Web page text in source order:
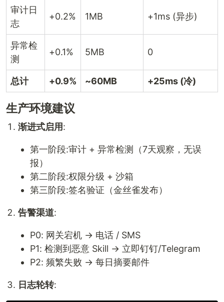
审计日
志
+0.2% 1MB +1ms (异步)
异常检
测
+0.1% 5MB 0
总计 +0.9% ~60MB +25ms (冷)
生产环境建议
渐进式启用:
第一阶段:审计 + 异常检测（7天观察，无误
报）
第二阶段:权限分级 + 沙箱
第三阶段:签名验证（金丝雀发布）
告警渠道:
P0: 网关宕机 → 电话 / SMS
P1: 检测到恶意 Skill → 立即钉钉/Telegram
P2: 频繁失败 → 每日摘要邮件
日志轮转: